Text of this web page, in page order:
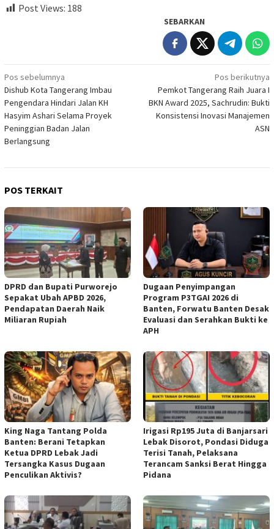
Post Views: 188
SEBARKAN
Navigasi
pos
Pos sebelumnya
Dishub Kota Tangerang Imbau
Pengendara Hindari Jalan KH
Hasyim Ashari Selama Proyek
Peninggian Badan Jalan
Berlangsung
Pos berikutnya
Pemkot Tangerang Raih Juara I
BKN Award 2025, Sachrudin: Bukti
Konsistensi Inovasi Manajemen
ASN
POS TERKAIT
DPRD dan Bupati Purworejo
Sepakat Ubah APBD 2026,
Pendapatan Daerah Naik
Miliaran Rupiah ‎
Dugaan Penyimpangan
Program P3TGAI 2026 di
Banten, Forwatu Banten Desak
Evaluasi dan Serahkan Bukti ke
APH
‎King Naga Tantang Polda
Banten: Berani Tetapkan
Ketua DPRD Lebak Jadi
Tersangka Kasus Dugaan
Penculikan Aktivis? ‎
Irigasi Rp195 Juta di Banjarsari
Lebak Disorot, Pondasi Diduga
Terisi Tanah, Pelaksana
Terancam Sanksi Berat Hingga
Pidana